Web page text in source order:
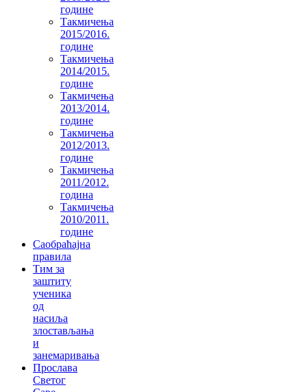
године
Такмичења
2015/2016.
године
Такмичења
2014/2015.
године
Такмичења
2013/2014.
године
Такмичења
2012/2013.
године
Такмичења
2011/2012.
година
Такмичења
2010/2011.
године
Саобраћајна
правила
Тим за
заштиту
ученика
од
насиља
злостављања
и
занемаривања
Прослава
Светог